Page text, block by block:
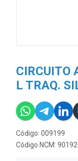
CIRCUITO
L TRAQ.
Código: 009199
Código NCM: